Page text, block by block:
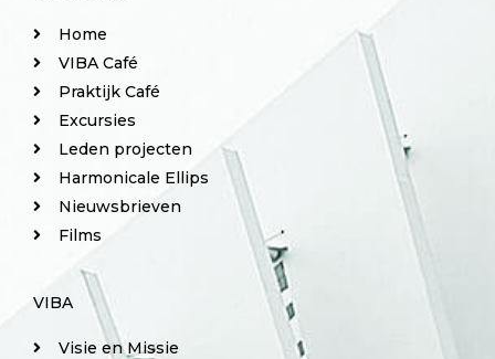
Home
VIBA Café
Praktijk Café
Excursies
Leden projecten
Harmonicale Ellips
Nieuwsbrieven
Films
VIBA
Visie en Missie